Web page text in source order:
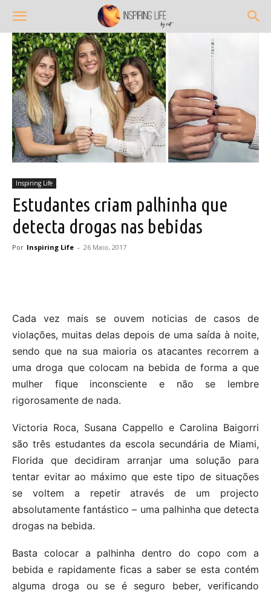
Inspiring Life
Estudantes criam palhinha que
detecta drogas nas bebidas
Por Inspiring Life - 26 Maio, 2017
Cada vez mais se ouvem noticias de casos de
violações, muitas delas depois de uma saída à noite,
sendo que na sua maioria os atacantes recorrem a
uma droga que colocam na bebida de forma a que
mulher fique inconsciente e não se lembre
rigorosamente de nada.
Victoria Roca, Susana Cappello e Carolina Baigorri
são três estudantes da escola secundária de Miami,
Florida que decidiram arranjar uma solução para
tentar evitar ao máximo que este tipo de situações
se voltem a repetir através de um projecto
absolutamente fantástico – uma palhinha que detecta
drogas na bebida.
Basta colocar a palhinha dentro do copo com a
bebida e rapidamente ficas a saber se esta contém
alguma droga ou se é seguro beber, verificando